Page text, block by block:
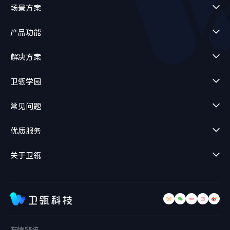
场景方案
产品功能
解决方案
卫瓴学园
常见问题
优质服务
关于卫瓴